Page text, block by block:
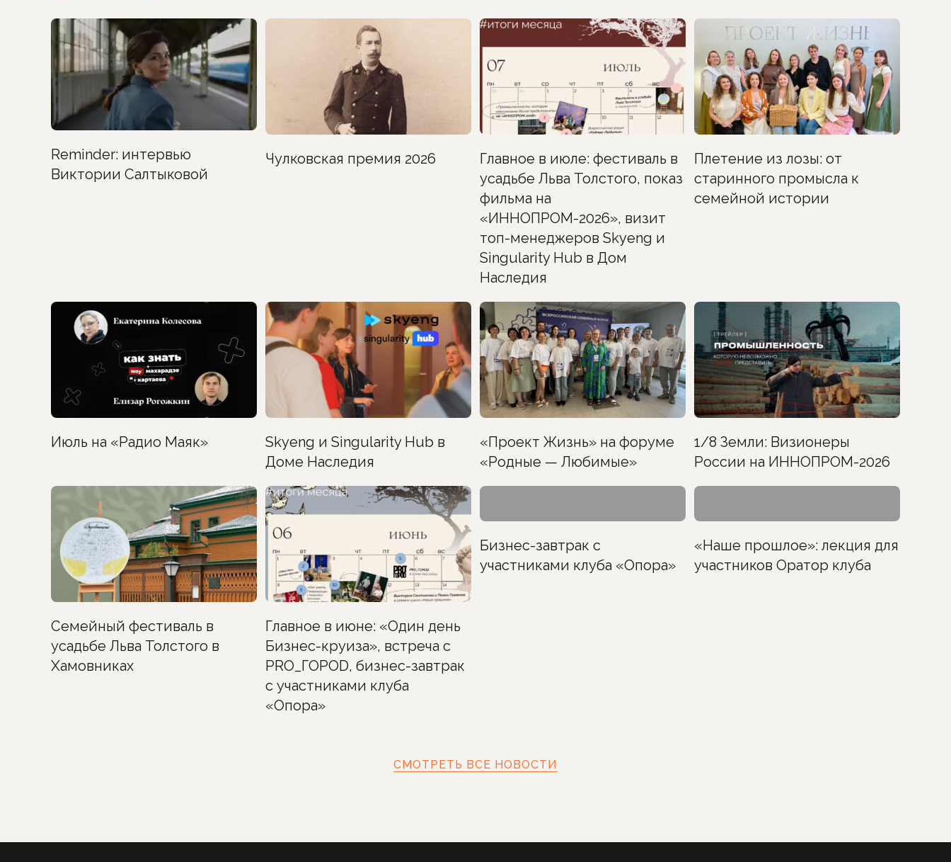
Reminder: интервью
Виктории Салтыковой
Чулковская премия 2026
Главное в июле: фестиваль в
усадьбе Льва Толстого, показ
фильма на
«ИННОПРОМ-2026», визит
топ-менеджеров Skyeng и
Singularity Hub в Дом
Наследия
Плетение из лозы: от
старинного промысла к
семейной истории
Июль на «Радио Маяк»
Skyeng и Singularity Hub в
Доме Наследия
«Проект Жизнь» на форуме
«Родные — Любимые»
1/8 Земли: Визионеры
России на ИННОПРОМ-2026
Семейный фестиваль в
усадьбе Льва Толстого в
Хамовниках
Главное в июне: «Один день
Бизнес-круиза», встреча с
PRO_ГОРОD, бизнес-завтрак
с участниками клуба
«Опора»
Бизнес-завтрак с
участниками клуба «Опора»
«Наше прошлое»: лекция для
участников Оратор клуба
СМОТРЕТЬ ВСЕ НОВОСТИ